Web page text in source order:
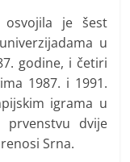
je šest
u
godine, i četiri
1987. i 1991.
igrama u
prvenstvu dvije
Srna.